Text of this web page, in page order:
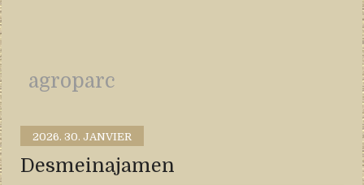
agroparc
2026. 30. JANVIER
Desmeinajamen